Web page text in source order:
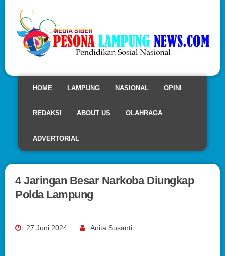
HOME LAMPUNG NASIONAL OPINI
REDAKSI ABOUT US OLAHRAGA
ADVERTORIAL
4 Jaringan Besar Narkoba Diungkap
Polda Lampung
27 Juni 2024 Anita Susanti